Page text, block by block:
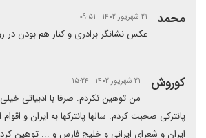
محمد ۲۱ شهریور ۱۴۰۲ | ۰۹:۵۱
عکس نشانگر برادری و کنار هم بودن
کوروش ۲۱ شهریور ۱۴۰۲ | ۱۵:۲۴
من توهین نکردم. صرفا با ادبیاتی خیلی
پانترکی صحبت کردم. سالها پانترکها به ایران و اقوام
ایران و شعرای ایرانی و خلیج فارس و ... توهین